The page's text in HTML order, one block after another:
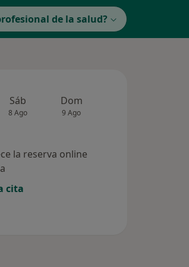
de la salud?
Sáb
8 Ago
Dom
9 Ago
la reserva online
cita